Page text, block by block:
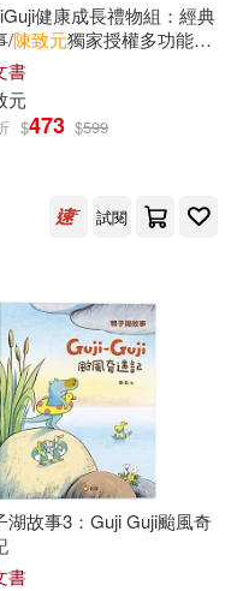
基(1)
(4)
(2)
林(1)
健康成長禮物組：經典
/陳致元獨家授權多功能防
餐袋
書
元
$473 $599
試閱
湖故事3：Guji Guji颱風奇
書